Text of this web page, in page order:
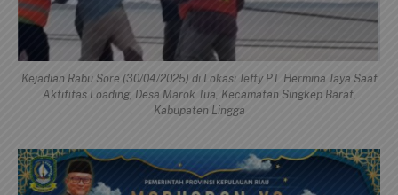
Kejadian Rabu Sore (30/04/2025) di Lokasi Jetty PT. Hermina Jaya Saat
Aktifitas Loading, Desa Marok Tua, Kecamatan Singkep Barat,
Kabupaten Lingga